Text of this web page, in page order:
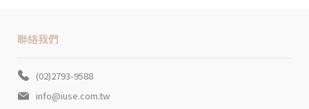
聯絡我們
(02)2793-9588
info@iuse.com.tw